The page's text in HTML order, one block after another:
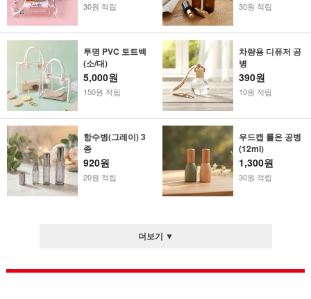
30원 적립 30원 적립
투명 PVC 토트백
(소/대)
5,000원
150원 적립
차량용 디퓨저 공
병
390원
10원 적립
항수병(그레이) 3
종
920원
20원 적립
우드캡 롤온 공병
(12ml)
1,300원
30원 적립
더보기 ▼